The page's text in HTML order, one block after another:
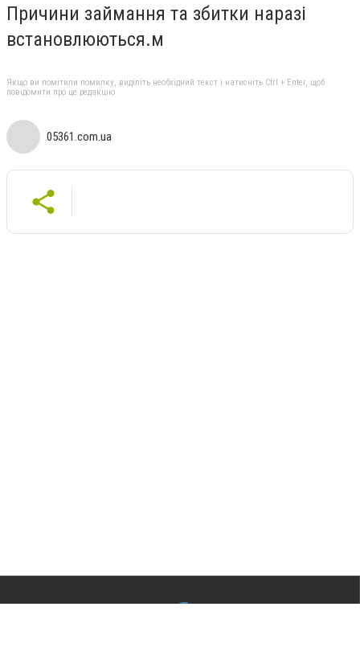
Причини займання та збитки наразі
встановлюються.м
Якщо ви помітили помилку, виділіть необхідний текст і натисніть Ctrl + Enter, щоб
повідомити про це редакцію
05361.com.ua